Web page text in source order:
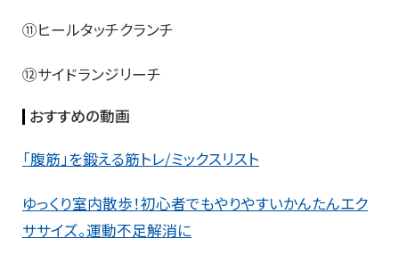
⑪ヒールタッチクランチ
⑫サイドランジリーチ
おすすめの動画
「腹筋」を鍛える筋トレ/ミックスリスト
ゆっくり室内散歩！初心者でもやりやすいかんたんエク
ササイズ。運動不足解消に